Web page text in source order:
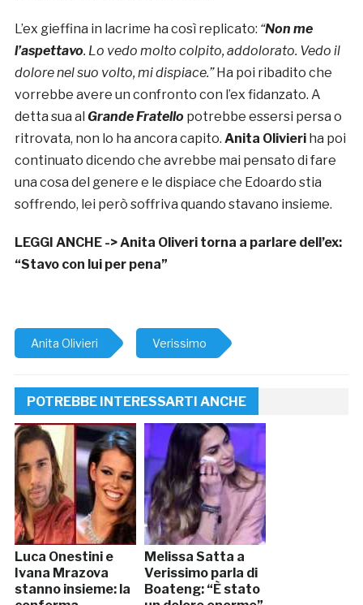
L’ex gieffina in lacrime ha così replicato: “Non me
l’aspettavo. Lo vedo molto colpito, addolorato. Vedo il
dolore nel suo volto, mi dispiace.” Ha poi ribadito che
vorrebbe avere un confronto con l’ex fidanzato. A
detta sua al Grande Fratello potrebbe essersi persa o
ritrovata, non lo ha ancora capito. Anita Olivieri ha poi
continuato dicendo che avrebbe mai pensato di fare
una cosa del genere e le dispiace che Edoardo stia
soffrendo, lei però soffriva quando stavano insieme.
LEGGI ANCHE ->Anita Oliveri torna a parlare dell’ex:
“Stavo con lui per pena”
Anita Olivieri Verissimo
POTREBBE INTERESSARTI ANCHE
Luca Onestini e
Ivana Mrazova
stanno insieme: la
Melissa Satta a
Verissimo parla di
Boateng: “È stato